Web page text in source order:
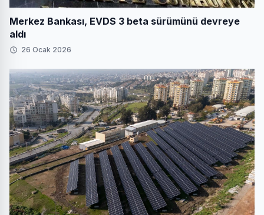
Merkez Bankası, EVDS 3 beta sürümünü devreye
aldı
26 Ocak 2026